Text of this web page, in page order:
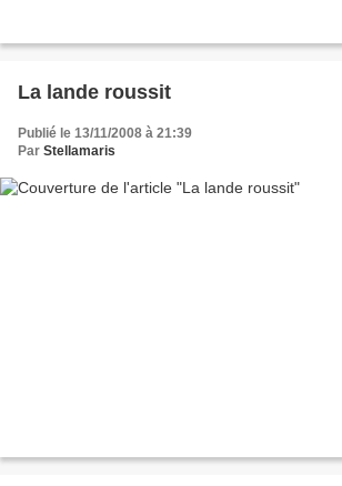
La lande roussit
Publié le 13/11/2008 à 21:39
Par Stellamaris